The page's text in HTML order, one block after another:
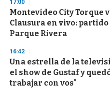
d
s
o
f
3
s
e
c
o
n
17:00
Montevideo City Torque
Clausura en vivo:
Parque Rivera
16:42
Una estrella de la
el show de Gustaf y
trabajar con vos"